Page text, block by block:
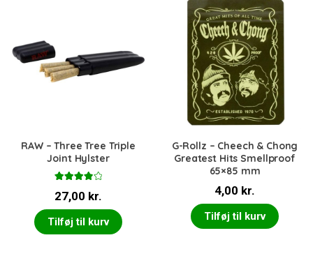
RAW – Three Tree Triple
Joint Hylster
4.00ud
af 5
27,00 kr.
Tilføj til kurv
G-Rollz – Cheech & Chong
Greatest Hits Smellproof
65×85 mm
4,00 kr.
Tilføj til kurv